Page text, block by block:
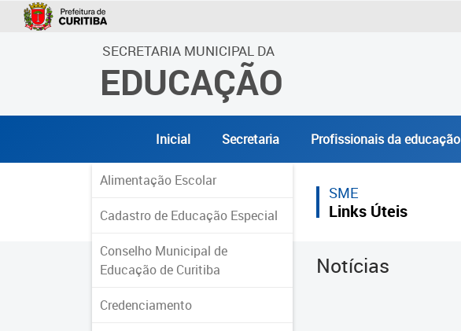
SECRETARIA MUNICIPAL DA
EDUCAÇÃO
Inicial Secretaria Profissionais da educação
Alimentação Escolar
Cadastro de Educação Especial
Conselho Municipal de
Educação de Curitiba
Credenciamento
SME
Links Úteis
Notícias